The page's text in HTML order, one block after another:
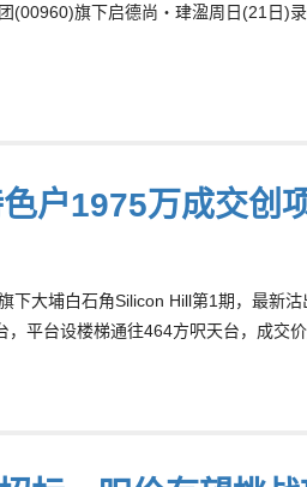
(00960)旗下启德尚‧珒溋周日(21日)
户1975万成交创
下大埔白石角Silicon Hill第1期，最新
，平台设楼梯通往464方呎天台，成